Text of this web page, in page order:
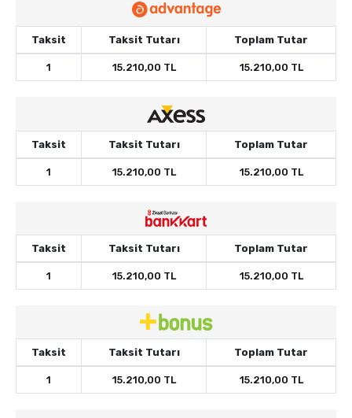
Taksit Taksit Tutarı Toplam Tutar
1 15.210,00 TL 15.210,00 TL
Taksit Taksit Tutarı Toplam Tutar
1 15.210,00 TL 15.210,00 TL
Taksit Taksit Tutarı Toplam Tutar
1 15.210,00 TL 15.210,00 TL
Taksit Taksit Tutarı Toplam Tutar
1 15.210,00 TL 15.210,00 TL